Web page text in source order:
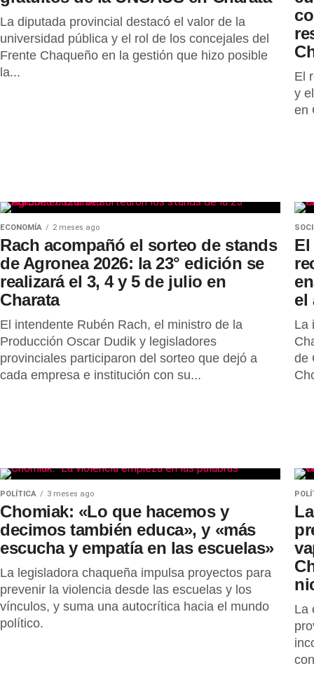
La diputada provincial destacó el valor de la
universidad pública y el rol de los concejales del
Frente Chaqueño en la gestión que hizo posible
la...
El
y
en
ECONOMÍA 2 meses ago
Rach acompañó el sorteo de stands
de Agronea 2026: la 23° edición se
realizará el 3, 4 y 5 de julio en
Charata
El intendente Rubén Rach, el ministro de la
Producción Oscar Dudik y legisladores
provinciales participaron del sorteo que dejó a
cada empresa e institución con su...
El
el
La
de
POLÍTICA 3 meses ago
Chomiak: «Lo que hacemos y
decimos también educa», y «más
escucha y empatía en las escuelas»
La legisladora chaqueña impulsa proyectos para
prevenir la violencia desde las escuelas y los
vínculos, y suma una autocrítica hacia el mundo
político.
La